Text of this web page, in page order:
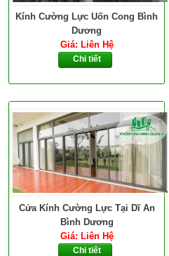
Kính Cường Lực Uốn Cong Bình
Dương
Giá: Liên Hệ
Chi tiết
Cửa Kính Cường Lực Tại Dĩ An
Bình Dương
Giá: Liên Hệ
Chi tiết